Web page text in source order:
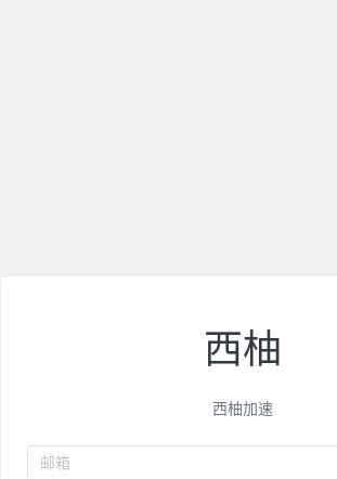
西柚
西柚加速
邮箱